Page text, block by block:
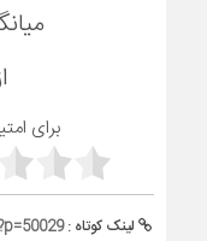
برای
لینک کوتاه :